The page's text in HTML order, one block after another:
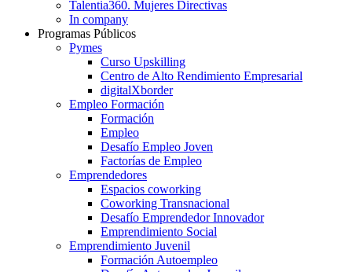
Talentia360. Mujeres Directivas
In company
Programas Públicos
Pymes
Curso Upskilling
Centro de Alto Rendimiento Empresarial
digitalXborder
Empleo Formación
Formación
Empleo
Desafío Empleo Joven
Factorías de Empleo
Emprendedores
Espacios coworking
Coworking Transnacional
Desafío Emprendedor Innovador
Emprendimiento Social
Emprendimiento Juvenil
Formación Autoempleo